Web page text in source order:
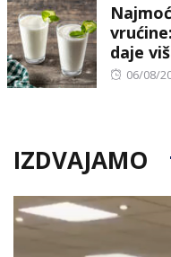
daje
Posted
06/08/
IZDVAJAMO